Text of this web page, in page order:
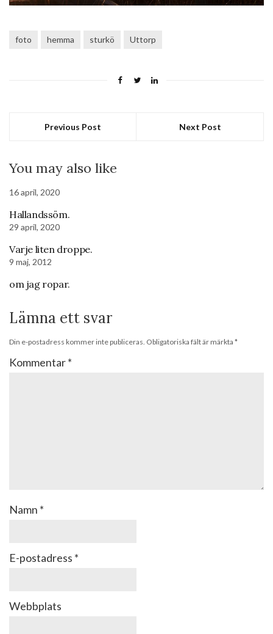
foto hemma sturkö Uttorp
Previous Post Next Post
You may also like
16 april, 2020
Hallandssöm.
29 april, 2020
Varje liten droppe.
9 maj, 2012
om jag ropar.
Lämna ett svar
Din e-postadress kommer inte publiceras. Obligatoriska fält är märkta *
Kommentar*
Namn *
E-postadress *
Webbplats